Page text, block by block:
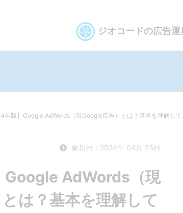
ジオコードの広告運
年版】Google AdWords（現Google広告）とは？基本を理解し
更新日：2024年 04月 23日
Google AdWords（現
は？基本を理解して